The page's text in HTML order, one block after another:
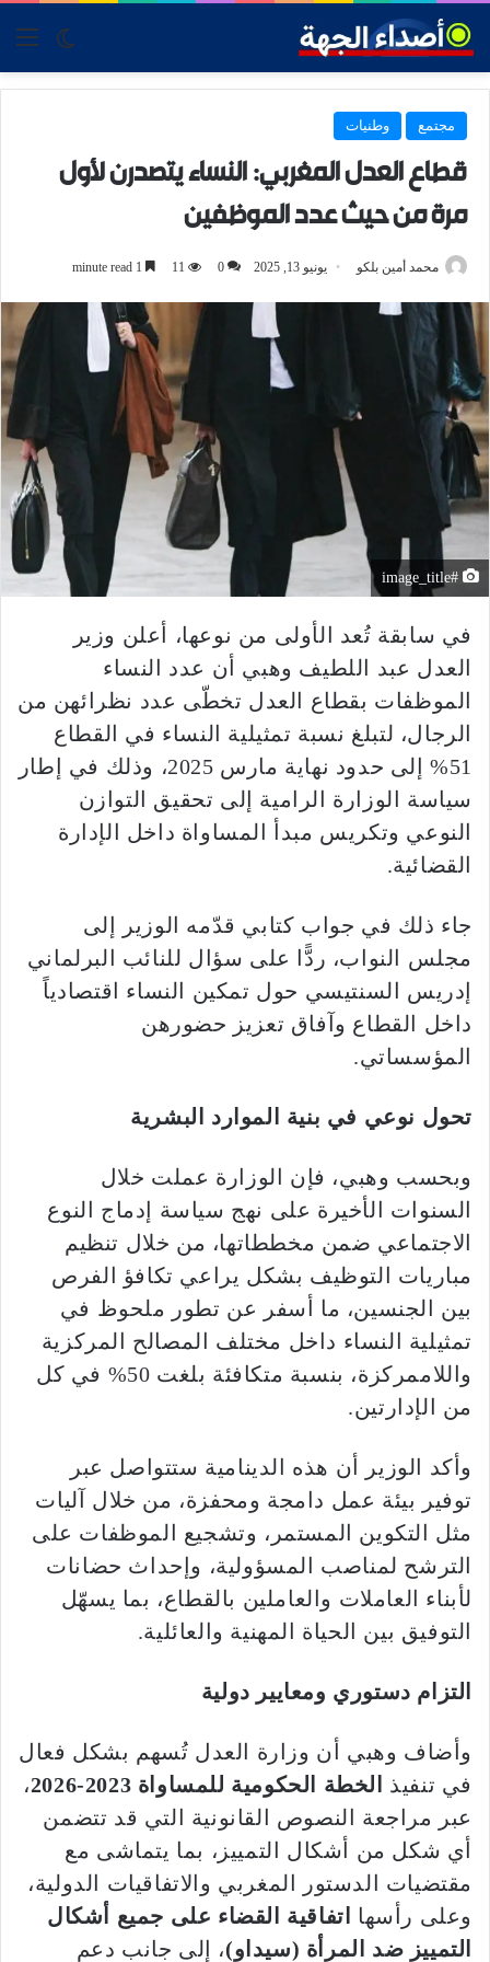
skin
مجتمع وطنيات
قطاع العدل المغربي: النساء يتصدرن لأول
مرة من حيث عدد الموظفين
محمد أمين بلكو يونيو 13, 2025 0
11
#image_title
في سابقة تُعد الأولى من نوعها، أعلن وزير
العدل عبد اللطيف وهبي أن عدد النساء
الموظفات بقطاع العدل تخطّى عدد نظرائهن من
الرجال، لتبلغ نسبة تمثيلية النساء في القطاع
51% إلى حدود نهاية مارس 2025، وذلك في إطار
سياسة الوزارة الرامية إلى تحقيق التوازن
النوعي وتكريس مبدأ المساواة داخل الإدارة
القضائية.
جاء ذلك في جواب كتابي قدّمه الوزير إلى
مجلس النواب، ردًّا على سؤال للنائب البرلماني
إدريس السنتيسي حول تمكين النساء اقتصادياً
داخل القطاع وآفاق تعزيز حضورهن
المؤسساتي.
تحول نوعي في بنية الموارد البشرية
وبحسب وهبي، فإن الوزارة عملت خلال
السنوات الأخيرة على نهج سياسة إدماج النوع
الاجتماعي ضمن مخططاتها، من خلال تنظيم
مباريات التوظيف بشكل يراعي تكافؤ الفرص
بين الجنسين، ما أسفر عن تطور ملحوظ في
تمثيلية النساء داخل مختلف المصالح المركزية
واللاممركزة، بنسبة متكافئة بلغت 50% في كل
من الإدارتين.
وأكد الوزير أن هذه الدينامية ستتواصل عبر
توفير بيئة عمل دامجة ومحفزة، من خلال آليات
مثل التكوين المستمر، وتشجيع الموظفات على
الترشح لمناصب المسؤولية، وإحداث حضانات
لأبناء العاملات والعاملين بالقطاع، بما يسهّل
التوفيق بين الحياة المهنية والعائلية.
التزام دستوري ومعايير دولية
وأضاف وهبي أن وزارة العدل تُسهم بشكل فعال
في تنفيذ
الخطة الحكومية للمساواة 2023-2026
،
عبر مراجعة النصوص القانونية التي قد تتضمن
أي شكل من أشكال التمييز، بما يتماشى مع
مقتضيات الدستور المغربي والاتفاقيات الدولية،
وعلى رأسها
اتفاقية القضاء على جميع أشكال
التمييز ضد المرأة (سيداو)، إلى جانب دعم